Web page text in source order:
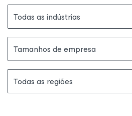
Todas as indústrias
Tamanhos de empresa
Todas as regiões